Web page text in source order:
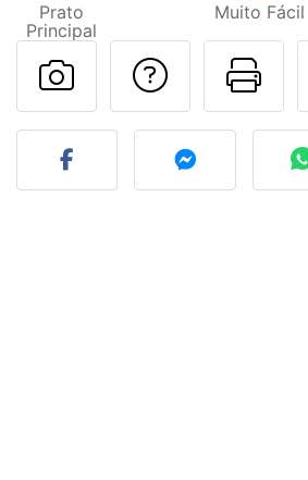
Prato
Principal
Muito Fácil
Falar
Fez esta